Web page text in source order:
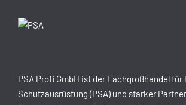
PSA Profi GmbH ist der Fachgroßhandel für
Schutzausrüstung (PSA) und starker